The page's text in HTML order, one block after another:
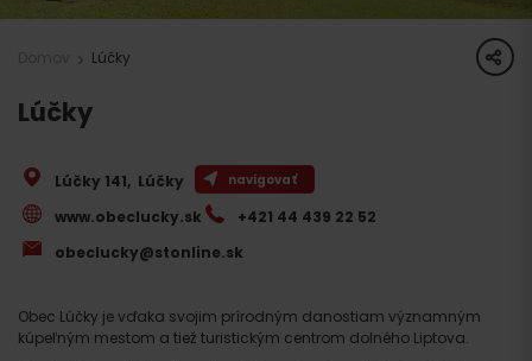
Lúčky share
Lúčky
Obec Lúčky je vďaka svojim prírodným danostiam významným
kúpeľným mestom a tiež turistickým centrom dolného Liptova.
Lúčky 141, Lúčky navigovať
www.obeclucky.sk
+421 44 439 22 52
obeclucky@stonline.sk